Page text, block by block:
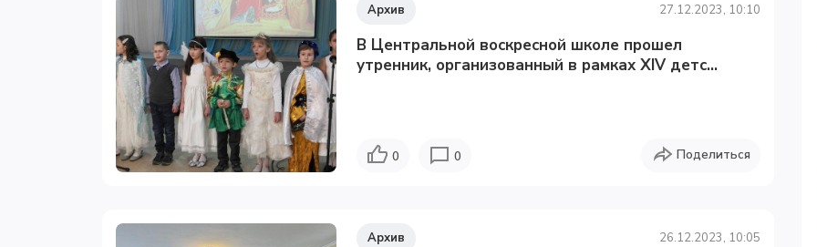
Архив 27.12.2023, 10:10
В Центральной воскресной школе прошел
утренник, организованный в рамках XIV детс...
0 0 Поделиться
Архив 26.12.2023, 10:05